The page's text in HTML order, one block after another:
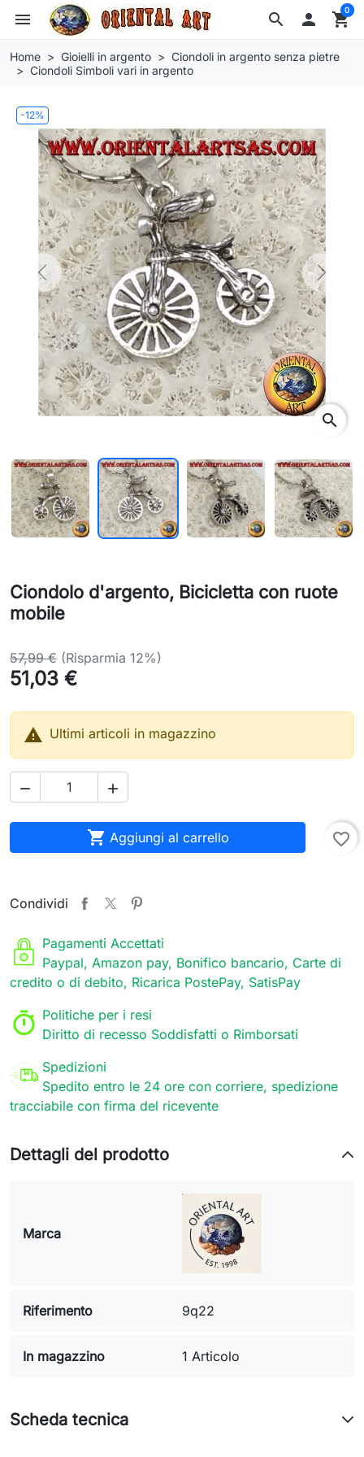
search
menu  shopping_cart
0
Home Gioielli in argento
Ciondoli in argento senza pietre
Ciondoli Simboli vari in argento
-12%
Previous Next
search
Ciondolo d'argento, Bicicletta con ruote
mobile
57,99 € (Risparmia 12%)
51,03 €
 Ultimi articoli in magazzino
 
 Aggiungi al carrello favorite_border
Condividi
Pagamenti Accettati
Paypal, Amazon pay, Bonifico bancario, Carte di
credito o di debito, Ricarica PostePay, SatisPay
Politiche per i resi
Diritto di recesso Soddisfatti o Rimborsati
Spedizioni
Spedito entro le 24 ore con corriere, spedizione
tracciabile con firma del ricevente
Dettagli del prodotto
Marca
Riferimento 9q22
In magazzino 1 Articolo
Scheda tecnica